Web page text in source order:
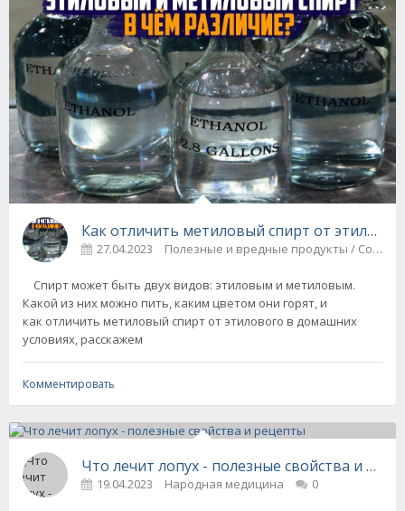
Как отличить метиловый спирт от
27.04.2023 Полезные и
Спирт может быть двух видов: этиловым и метиловым.
Какой из них можно пить, каким цветом они горят, и
как отличить метиловый спирт от этилового в домашних
условиях, расскажем
Комментировать
Что лечит лопух - полезные свойства и
19.04.2023 Народная медицина 0